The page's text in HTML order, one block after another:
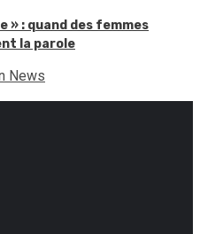
» : quand des femmes
la parole
News